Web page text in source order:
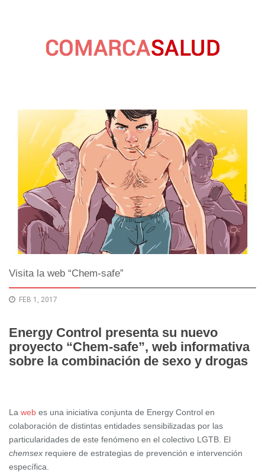
Visita la web “Chem-safe”
FEB 1, 2017
Energy Control presenta su nuevo
proyecto “Chem-safe”, web informativa
sobre la combinación de sexo y drogas
La web es una iniciativa conjunta de Energy Control en
colaboración de distintas entidades sensibilizadas por las
particularidades de este fenómeno en el colectivo LGTB. El
chemsex requiere de estrategias de prevención e intervención
específica.